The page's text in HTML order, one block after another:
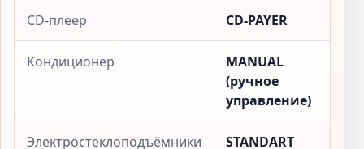
CD-плеер CD-PAYER
Кондиционер
MANUAL
(ручное
управление)
Электростеклоподъёмники STANDART